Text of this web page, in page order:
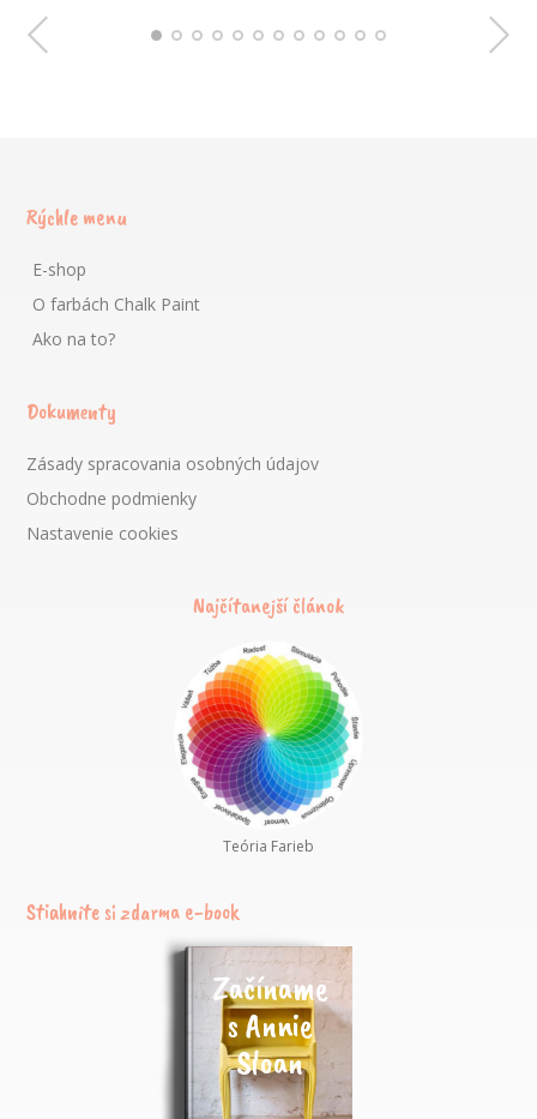
Rýchle menu
E-shop
O farbách Chalk Paint
Ako na to?
Dokumenty
Zásady spracovania osobných údajov
Obchodne podmienky
Nastavenie cookies
Najčítanejší článok
Teória Farieb
Stiahnite si zdarma e-book
Začíname
s Annie
Sloan